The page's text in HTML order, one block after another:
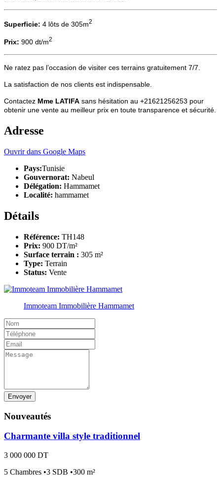
Superficie: 4 lôts de 305m2
Prix: 900 dt/m2
Ne ratez pas l’occasion de visiter ces terrains gratuitement 7/7.
La satisfaction de nos clients est indispensable.
Contactez Mme LATIFA sans hésitation au +21621256253 pour
obtenir une vente au meilleur prix en toute transparence et sécurité.
Adresse
Ouvrir dans Google Maps
Pays:Tunisie
Gouvernorat: Nabeul
Délégation: Hammamet
Localité: hammamet
Détails
Référence: TH148
Prix: 900 DT/m²
Surface terrain : 305 m²
Type: Terrain
Status: Vente
Immoteam Immobilière Hammamet
Envoyer
Nouveautés
Charmante villa style traditionnel
3 000 000 DT
5 Chambres •3 SDB •300 m²